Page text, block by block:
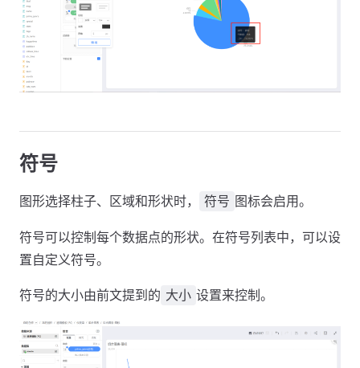
符号
图形选择柱子、区域和形状时， 符号 图标会启用。
符号可以控制每个数据点的形状。在符号列表中，可以设
置自定义符号。
符号的大小由前文提到的 大小 设置来控制。